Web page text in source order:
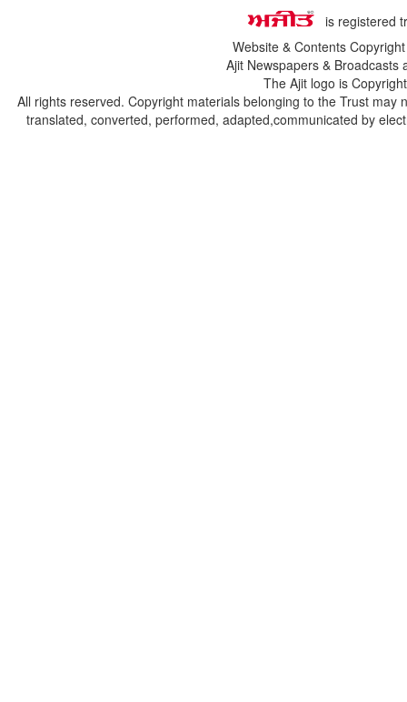
is registered
Website & Contents
Ajit Newspapers &
The Ajit logo is
All rights reserved. Copyright materials belonging to the Trust
translated, converted, performed, adapted,communicated by